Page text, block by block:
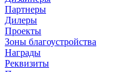
Партнеры
Дилеры
Проекты
Зоны благоустройства
Награды
Реквизиты